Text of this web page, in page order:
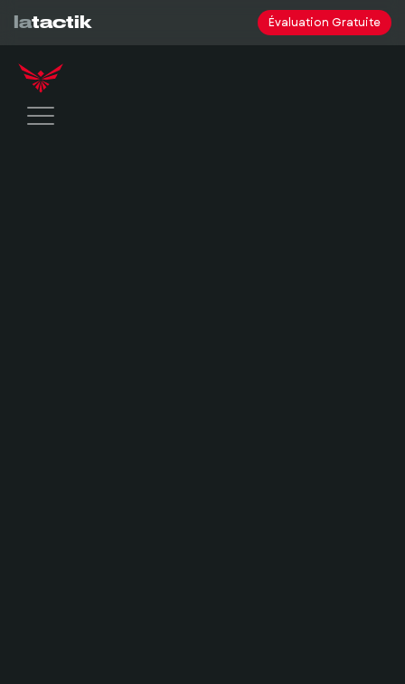
latactik Évaluation Gratuite